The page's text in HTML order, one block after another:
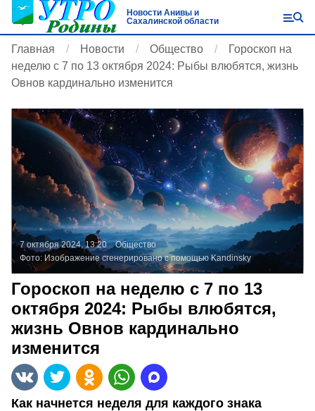
Новости Анивы и
Сахалинской области
Главная Новости Общество
Гороскоп на
неделю с 7 по 13 октября 2024: Рыбы влюбятся, жизнь
Овнов кардинально изменится
7 октября 2024, 13:20
Общество
Фото: Изображение сгенерировано с помощью Kandinsky
Гороскоп на неделю с 7 по 13
октября 2024: Рыбы влюбятся,
жизнь Овнов кардинально
изменится
Как начнется неделя для каждого знака